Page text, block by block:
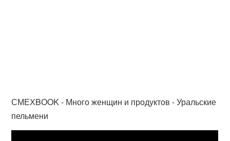
СМЕХBOOK - Много женщин и продуктов - Уральские
пельмени